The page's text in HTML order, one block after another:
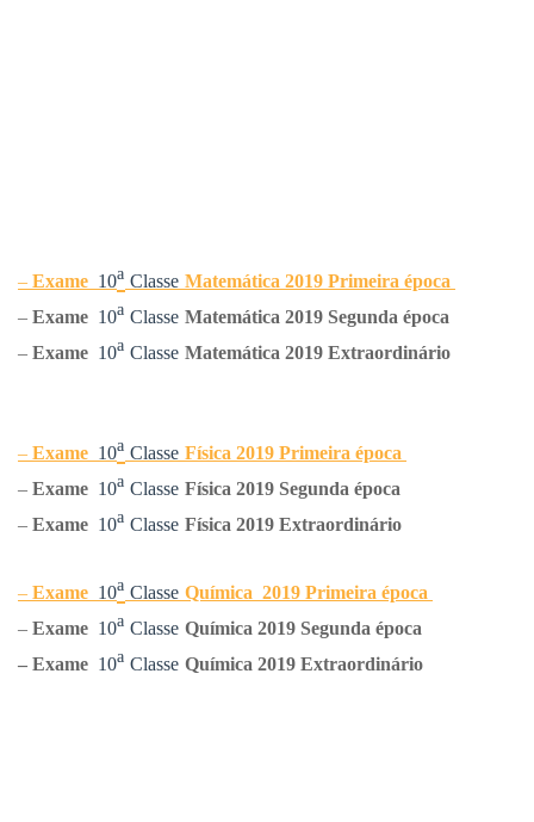
– Exame 10ᵃ Classe Matemática 2019 Primeira época
– Exame 10ᵃ Classe Matemática 2019 Segunda época
– Exame 10ᵃ Classe Matemática 2019 Extraordinário
– Exame 10ᵃ Classe Física 2019 Primeira época
– Exame 10ᵃ Classe Física 2019 Segunda época
– Exame 10ᵃ Classe Física 2019 Extraordinário
– Exame 10ᵃ Classe Química 2019 Primeira época
– Exame 10ᵃ Classe Química 2019 Segunda época
– Exame 10ᵃ Classe Química 2019 Extraordinário